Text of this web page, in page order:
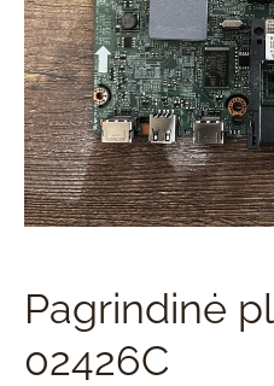
Pagrindinė
02426C